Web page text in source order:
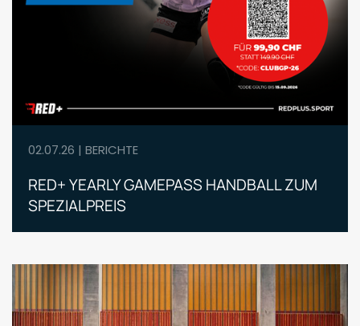
02.07.26 | BERICHTE
RED+ YEARLY GAMEPASS HANDBALL ZUM
SPEZIALPREIS